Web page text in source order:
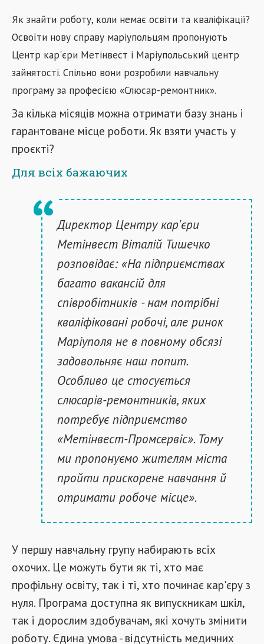
Як знайти роботу, коли немає освіти та кваліфікації?
Освоїти нову справу маріупольцям пропонують
Центр кар'єри Метінвест і Маріупольський центр
зайнятості. Спільно вони розробили навчальну
програму за професією «Слюсар-ремонтник».
За кілька місяців можна отримати базу знань і
гарантоване місце роботи. Як взяти участь у
проєкті?
Для всіх бажаючих
Директор Центру кар'єри
Метінвест Віталій Тишечко
розповідає: «На підприємствах
багато вакансій для
співробітників - нам потрібні
кваліфіковані робочі, але ринок
Маріуполя не в повному обсязі
задовольняє наш попит.
Особливо це стосується
слюсарів-ремонтників, яких
потребує підприємство
«Метінвест-Промсервіс». Тому
ми пропонуємо жителям міста
пройти прискорене навчання й
отримати робоче місце».
У першу навчальну групу набирають всіх
охочих. Це можуть бути як ті, хто має
профільну освіту, так і ті, хто починає кар'єру з
нуля. Програма доступна як випускникам шкіл,
так і дорослим здобувачам, які хочуть змінити
роботу. Єдина умова - відсутність медичних